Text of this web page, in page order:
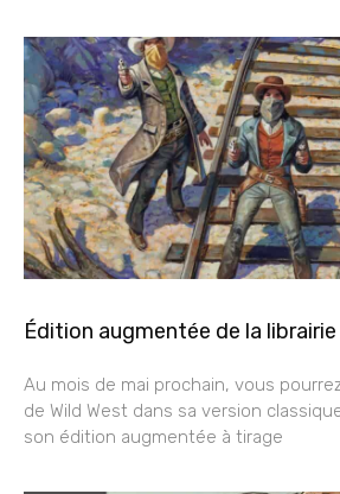
Édition augmentée de la librairie
Au mois de mai prochain, vous
de Wild West dans sa version
son édition augmentée à tirage